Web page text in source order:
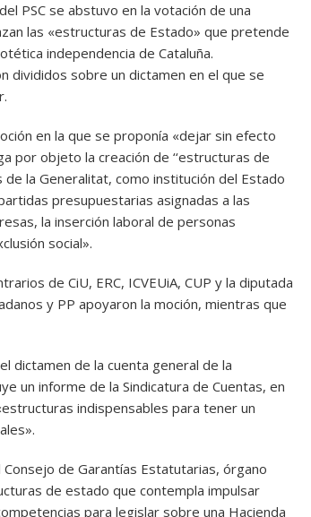
PSC se abstuvo en la votación de una
las «estructuras de Estado» que pretende
independencia de Cataluña.
divididos sobre un dictamen en el que se
en la que se proponía «dejar sin efecto
por objeto la creación de ‘‘estructuras de
de la Generalitat, como institución del Estado
presupuestarias asignadas a las
la inserción laboral de personas
social».
de CiU, ERC, ICVEUiA, CUP y la diputada
y PP apoyaron la moción, mientras que
dictamen de la cuenta general de la
un informe de la Sindicatura de Cuentas, en
indispensables para tener un
de Garantías Estatutarias, órgano
de estado que contempla impulsar
para legislar sobre una Hacienda